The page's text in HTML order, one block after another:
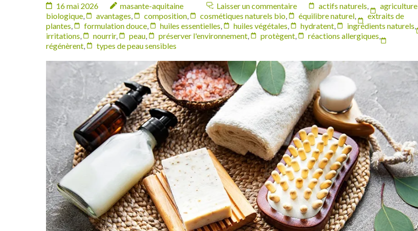
16 mai 2026 masante-aquitaine Laisser un commentaire actifs naturels
agriculture
biologique
avantages composition cosmétiques naturels bio équilibre naturel
extraits de
plantes
formulation douce huiles essentielles huiles végétales hydratent ingrédients naturels
irritations
nourrir, peau préserver l'environnement protègent réactions allergiques
régénèrent
types de peau sensibles